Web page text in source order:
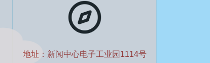
地址：新闻中心电子工业园1114号